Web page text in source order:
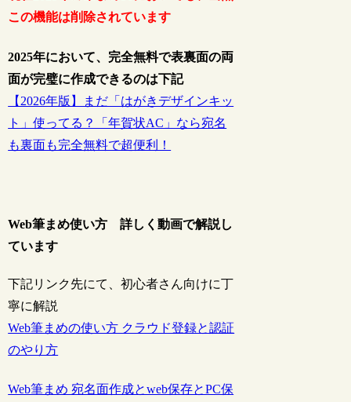
この機能は削除されています
2025年において、完全無料で表裏面の両
面が完璧に作成できるのは下記
【2026年版】まだ「はがきデザインキッ
ト」使ってる？「年賀状AC」なら宛名
も裏面も完全無料で超便利！
Web筆まめ使い方 詳しく動画で解説し
ています
下記リンク先にて、初心者さん向けに丁
寧に解説
Web筆まめの使い方 クラウド登録と認証
のやり方
Web筆まめ 宛名面作成とweb保存とPC保